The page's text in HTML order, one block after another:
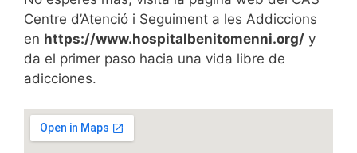
Centre d’Atenció i Seguiment a les Addiccions
en https://www.hospitalbenitomenni.org/ y
da el primer paso hacia una vida libre de
adicciones.